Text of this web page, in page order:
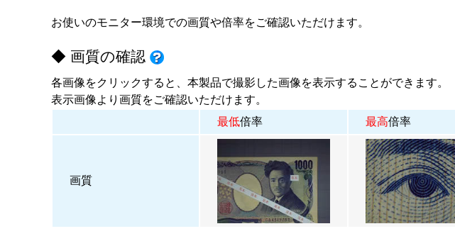
お使いのモニター環境での画質や倍率をご確認いただけます。
◆ 画質の確認
各画像をクリックすると、本製品で撮影した画像を表示することができます。
表示画像より画質をご確認いただけます。
最低倍率 最高倍率
画質